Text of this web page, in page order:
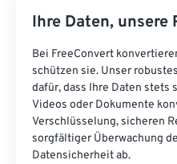
Ihre Daten,
Bei FreeConvert
schützen sie. Unser
dafür, dass Ihre Daten stets
Videos oder Dokumente
Verschlüsselung, sicheren
sorgfältiger Überwachung
Datensicherheit ab.